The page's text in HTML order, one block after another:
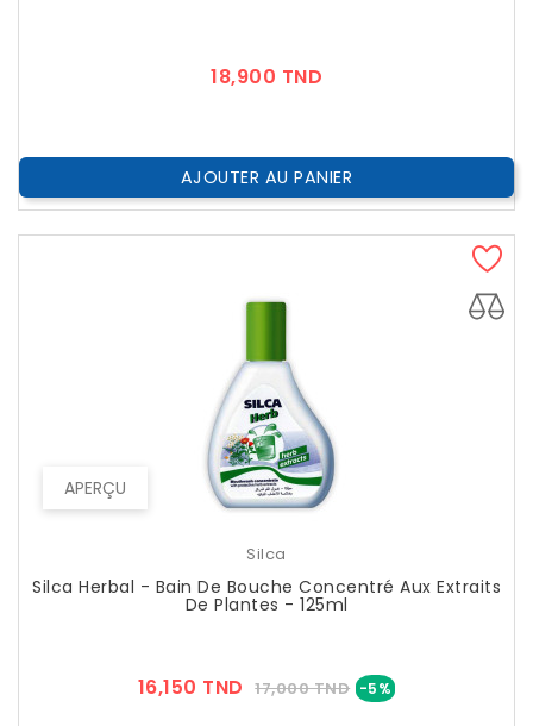
18,900 TND
AJOUTER AU PANIER
APERÇU
Silca
Silca Herbal - Bain De Bouche Concentré Aux Extraits
De Plantes - 125ml
16,150 TND Prix
17,000 TND -5%Prix